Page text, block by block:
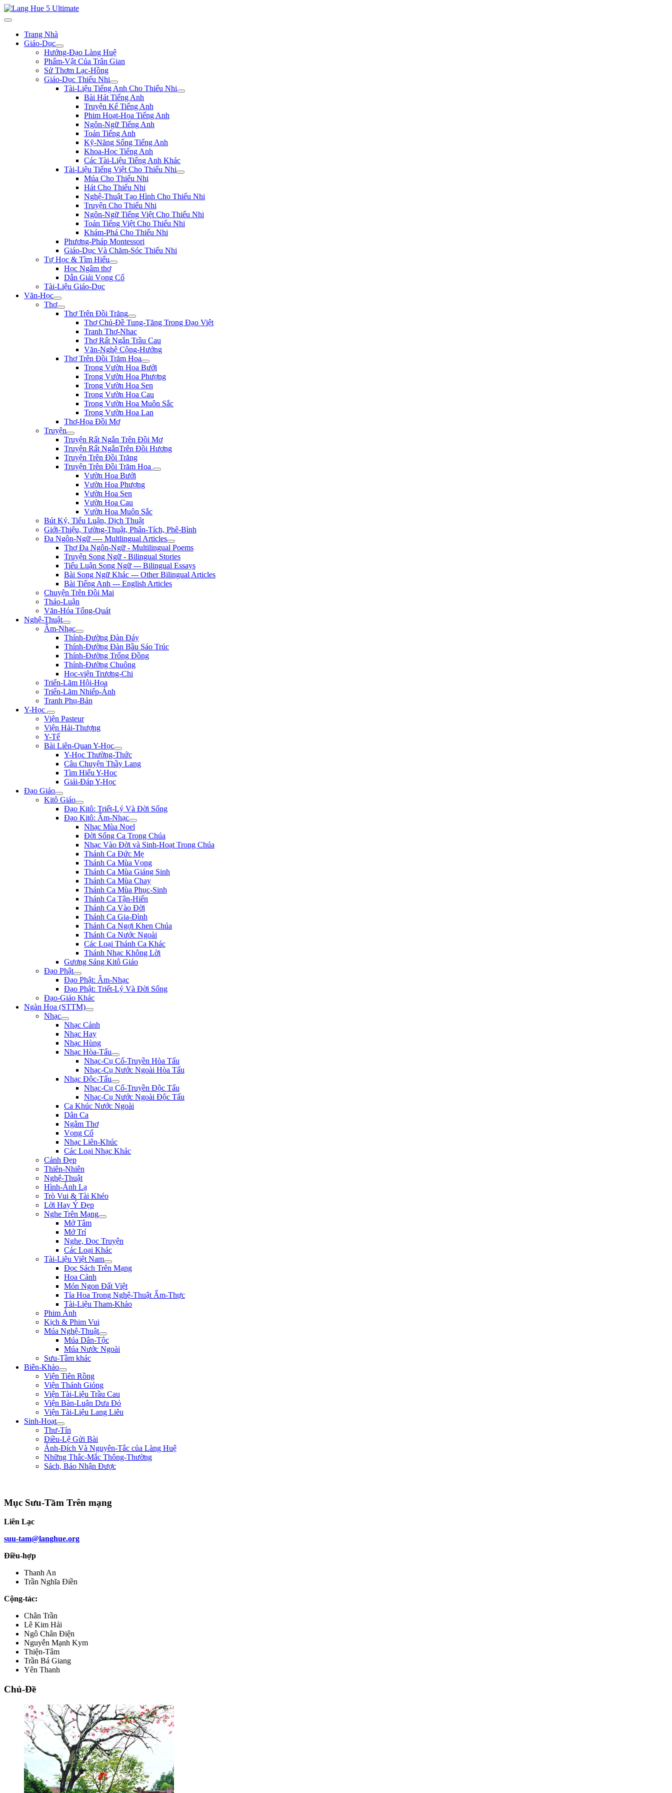
Trang Nhà
Giáo-Dục
Hướng-Đạo Làng Huệ
Phẩm-Vật Của Trân Gian
Sử Thơm Lạc-Hồng
Giáo-Dục Thiếu Nhi
Tài-Liệu Tiếng Anh Cho Thiếu Nhi
Bài Hát Tiếng Anh
Truyện Kể Tiếng Anh
Phim Hoạt-Họa Tiếng Anh
Ngôn-Ngữ Tiếng Anh
Toán Tiếng Anh
Kỹ-Năng Sống Tiếng Anh
Khoa-Học Tiếng Anh
Các Tài-Liệu Tiếng Anh Khác
Tài-Liệu Tiếng Việt Cho Thiếu Nhi
Múa Cho Thiếu Nhi
Hát Cho Thiếu Nhi
Nghệ-Thuật Tạo Hình Cho Thiếu Nhi
Truyện Cho Thiếu Nhi
Ngôn-Ngữ Tiếng Việt Cho Thiếu Nhi
Toán Tiếng Việt Cho Thiếu Nhi
Khám-Phá Cho Thiếu Nhi
Phương-Pháp Montessori
Giáo-Dục Và Chăm-Sóc Thiếu Nhi
Tự Học & Tìm Hiểu
Học Ngâm thơ
Dẫn Giải Vọng Cổ
Tài-Liệu Giáo-Dục
Văn-Học
Thơ
Thơ Trên Đồi Trăng
Thơ Chủ-Đề Tung-Tăng Trong Đạo Việt
Tranh Thơ-Nhac
Thơ Rất Ngắn Trầu Cau
Văn-Nghệ Cộng-Hưởng
Thơ Trên Đồi Trăm Hoa
Trong Vườn Hoa Bưởi
Trong Vườn Hoa Phượng
Trong Vườn Hoa Sen
Trong Vườn Hoa Cau
Trong Vườn Hoa Muôn Sắc
Trong Vườn Hoa Lan
Thơ-Họa Đồi Mơ
Truyện
Truyện Rất Ngắn Trên Đồi Mơ
Truyện Rất NgắnTrên Đồi Hương
Truyện Trên Đồi Trăng
Truyện Trên Đồi Trăm Hoa
Vườn Hoa Bưởi
Vườn Hoa Phượng
Vườn Hoa Sen
Vườn Hoa Cau
Vườn Hoa Muôn Sắc
Bút Ký, Tiểu Luận, Dịch Thuật
Giới-Thiệu, Tường-Thuật, Phân-Tích, Phê-Bình
Đa Ngôn-Ngữ ---- Multlingual Articles
Thơ Đa Ngôn-Ngữ - Multilingual Poems
Truyện Song Ngữ - Bilingual Stories
Tiểu Luận Song Ngữ --- Bilingual Essays
Bài Song Ngữ Khác --- Other Bilingual Articles
Bài Tiếng Anh --- English Articles
Chuyện Trên Đồi Mai
Thảo-Luận
Văn-Hóa Tổng-Quát
Nghệ-Thuật
Âm-Nhạc
Thính-Đường Đàn Đáy
Thính-Đường Đàn Bầu Sáo Trúc
Thính-Đường Trống Đồng
Thính-Đường Chuông
Học-viện Trương-Chi
Triển-Lãm Hội-Họa
Triển-Lãm Nhiếp-Ảnh
Tranh Phụ-Bản
Y-Học
Viện Pasteur
Viện Hải-Thượng
Y-Tế
Bài Liên-Quan Y-Học
Y-Học Thường-Thức
Câu Chuyện Thầy Lang
Tìm Hiểu Y-Hoc
Giải-Đáp Y-Học
Đạo Giáo
Kitô Giáo
Đạo Kitô: Triết-Lý Và Đời Sống
Đạo Kitô: Âm-Nhạc
Nhạc Mùa Noel
Đời Sống Ca Trong Chúa
Nhạc Vào Đời và Sinh-Hoạt Trong Chúa
Thánh Ca Đức Mẹ
Thánh Ca Mùa Vọng
Thánh Ca Mùa Giáng Sinh
Thánh Ca Mùa Chay
Thánh Ca Mùa Phục-Sinh
Thánh Ca Tận-Hiến
Thánh Ca Vào Đời
Thánh Ca Gia-Đình
Thánh Ca Ngợi Khen Chúa
Thánh Ca Nước Ngoài
Các Loại Thánh Ca Khác
Thánh Nhạc Không Lời
Gương Sáng Kitô Giáo
Đạo Phật
Đạo Phật: Âm-Nhạc
Đạo Phật: Triết-Lý Và Đời Sống
Đạo-Giáo Khác
Ngàn Hoa (STTM)
Nhạc
Nhạc Cảnh
Nhạc Hay
Nhạc Hùng
Nhạc Hòa-Tấu
Nhạc-Cụ Cổ-Truyền Hòa Tấu
Nhạc-Cụ Nước Ngoài Hòa Tấu
Nhạc Độc-Tấu
Nhạc-Cụ Cổ-Truyền Độc Tấu
Nhạc-Cụ Nước Ngoài Độc Tấu
Ca Khúc Nước Ngoài
Dân Ca
Ngâm Thơ
Vọng Cổ
Nhạc Liên-Khúc
Các Loại Nhạc Khác
Cảnh Đẹp
Thiên-Nhiên
Nghệ-Thuật
Hình-Ảnh Lạ
Trò Vui & Tài Khéo
Lời Hay Ý Đẹp
Nghe Trên Mạng
Mở Tâm
Mở Trí
Nghe, Đọc Truyện
Các Loại Khác
Tài-Liệu Việt Nam
Đọc Sách Trên Mạng
Hoa Cảnh
Món Ngon Đất Việt
Tỉa Hoa Trong Nghệ-Thuật Ẩm-Thực
Tài-Liệu Tham-Khảo
Phim Ảnh
Kịch & Phim Vui
Múa Nghệ-Thuật
Múa Dân-Tộc
Múa Nước Ngoài
Sưu-Tầm khác
Biên-Khảo
Viện Tiên Rồng
Viện Thánh Gióng
Viện Tài-Liệu Trầu Cau
Viện Bàn-Luận Dưa Đỏ
Viện Tài-Liệu Lang Liêu
Sinh-Hoạt
Thư-Tín
Điều-Lệ Gửi Bài
Ảnh-Đích Và Nguyên-Tắc của Làng Huệ
Những Thắc-Mắc Thông-Thường
Sách, Báo Nhận Được
Mục Sưu-Tầm Trên mạng
Liên Lạc
suu-tam@langhue.org
Điều-hợp
Thanh An
Trần Nghĩa Điền
Cộng-tác:
Chân Trần
Lê Kim Hải
Ngô Chân Điện
Nguyễn Mạnh Kym
Thiện-Tâm
Trần Bá Giang
Yên Thanh
Chủ-Đề